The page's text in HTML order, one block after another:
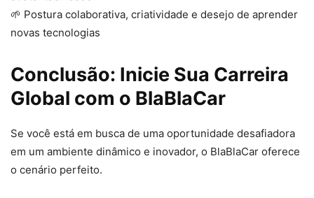
🌱 Postura colaborativa, criatividade e desejo de aprender
novas tecnologias
Conclusão: Inicie Sua Carreira
Global com o BlaBlaCar
Se você está em busca de uma oportunidade desafiadora
em um ambiente dinâmico e inovador, o BlaBlaCar oferece
o cenário perfeito.